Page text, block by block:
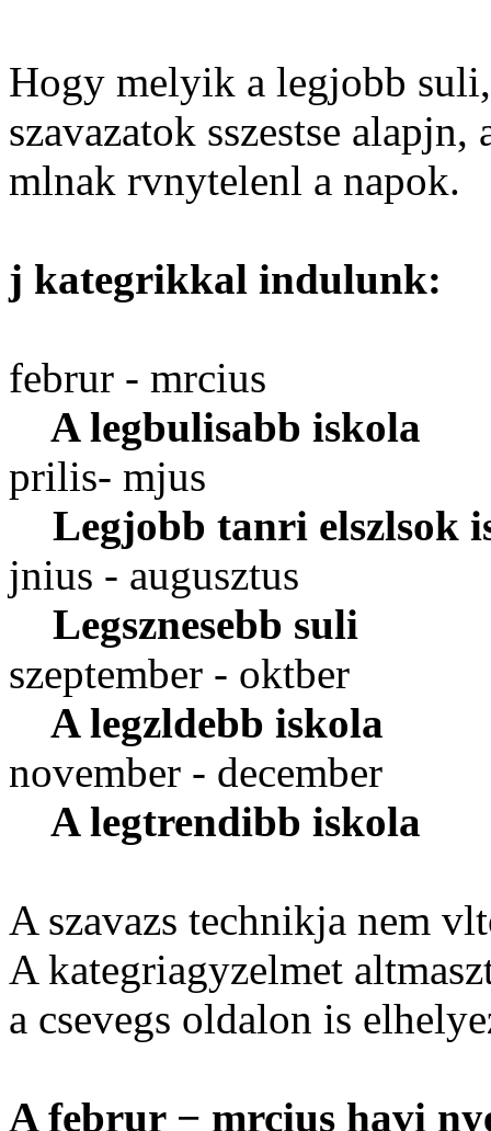
Hogy melyik a legjobb
szavazatok sszestse
mlnak rvnytelenl a napok.
j kategrikkal indulunk:
februr - mrcius
A legbulisabb iskola
prilis- mjus
Legjobb tanri elszlsok
jnius - augusztus
Legsznesebb suli
szeptember - oktber
A legzldebb iskola
november - december
A legtrendibb iskola
A szavazs technikja nem
A kategriagyzelmet
a csevegs oldalon is
A februr − mrcius havi